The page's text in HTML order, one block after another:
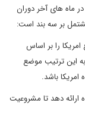
ماه های آخر دوران
بر سه بند است:
را بر اساس
به این ترتیب موضع
باشد.
دهد تا مشروعیت